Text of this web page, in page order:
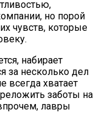
но порой
чувств, которые
набирает
за несколько дел
всегда хватает
заботы на
лавры